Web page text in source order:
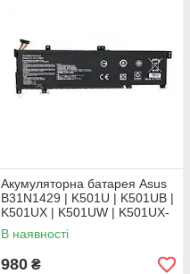
Акумуляторна батарея Asus
B31N1429 | K501U | K501UB |
K501UX | K501UW | K501UX-
AH71 | K501LX
В наявності
980 ₴